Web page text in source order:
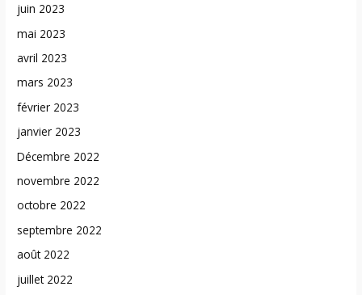
juin 2023
mai 2023
avril 2023
mars 2023
février 2023
janvier 2023
Décembre 2022
novembre 2022
octobre 2022
septembre 2022
août 2022
juillet 2022